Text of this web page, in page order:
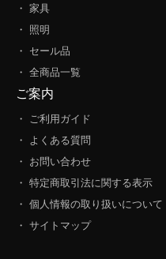
・ 家具
・ 照明
・ セール品
・ 全商品一覧
ご案内
・ ご利用ガイド
・ よくある質問
・ お問い合わせ
・ 特定商取引法に関する表示
・ 個人情報の取り扱いについて
・ サイトマップ